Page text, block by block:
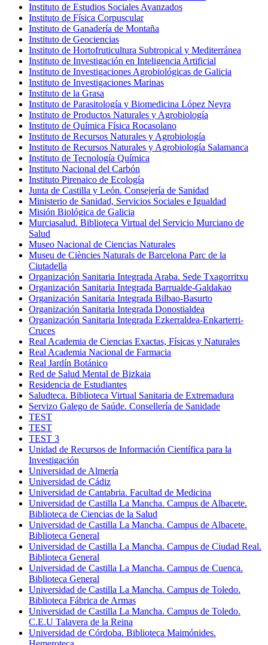
Instituto de Estudios Sociales Avanzados
Instituto de Física Corpuscular
Instituto de Ganadería de Montaña
Instituto de Geociencias
Instituto de Hortofruticultura Subtropical y Mediterránea
Instituto de Investigación en Inteligencia Artificial
Instituto de Investigaciones Agrobiológicas de Galicia
Instituto de Investigaciones Marinas
Instituto de la Grasa
Instituto de Parasitología y Biomedicina López Neyra
Instituto de Productos Naturales y Agrobiología
Instituto de Química Física Rocasolano
Instituto de Recursos Naturales y Agrobiología
Instituto de Recursos Naturales y Agrobiología Salamanca
Instituto de Tecnología Química
Instituto Nacional del Carbón
Instituto Pirenaico de Ecología
Junta de Castilla y León. Consejería de Sanidad
Ministerio de Sanidad, Servicios Sociales e Igualdad
Misión Biológica de Galicia
Murciasalud. Biblioteca Virtual del Servicio Murciano de
Salud
Museo Nacional de Ciencias Naturales
Museu de Ciències Naturals de Barcelona Parc de la
Ciutadella
Organización Sanitaria Integrada Araba. Sede Txagorritxu
Organización Sanitaria Integrada Barrualde-Galdakao
Organización Sanitaria Integrada Bilbao-Basurto
Organización Sanitaria Integrada Donostialdea
Organización Sanitaria Integrada Ezkerraldea-Enkarterri-
Cruces
Real Academia de Ciencias Exactas, Físicas y Naturales
Real Academia Nacional de Farmacia
Real Jardín Botánico
Red de Salud Mental de Bizkaia
Residencia de Estudiantes
Saludteca. Biblioteca Virtual Sanitaria de Extremadura
Servizo Galego de Saúde. Consellería de Sanidade
TEST
TEST
TEST 3
Unidad de Recursos de Información Científica para la
Investigación
Universidad de Almería
Universidad de Cádiz
Universidad de Cantabria. Facultad de Medicina
Universidad de Castilla La Mancha. Campus de Albacete.
Biblioteca de Ciencias de la Salud
Universidad de Castilla La Mancha. Campus de Albacete.
Biblioteca General
Universidad de Castilla La Mancha. Campus de Ciudad Real.
Biblioteca General
Universidad de Castilla La Mancha. Campus de Cuenca.
Biblioteca General
Universidad de Castilla La Mancha. Campus de Toledo.
Biblioteca Fábrica de Armas
Universidad de Castilla La Mancha. Campus de Toledo.
C.E.U Talavera de la Reina
Universidad de Córdoba. Biblioteca Maimónides.